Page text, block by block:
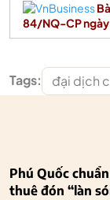
84/NQ-CP
Tags: đại dịch
Phú Quốc
thuê đón “làn